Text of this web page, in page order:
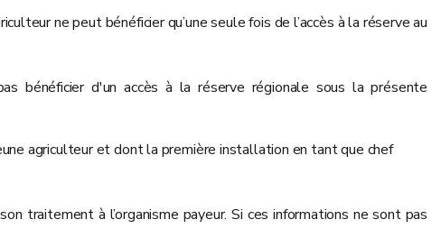
ne peut bénéficier qu’une seule fois de l’accès à la réserve au
bénéficier d'un accès à la réserve régionale sous la présente
agriculteur et dont la première installation en tant que chef
traitement à l’organisme payeur. Si ces informations ne sont pas